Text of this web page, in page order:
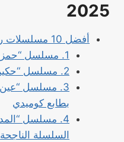
2025
أفضل 10 مسلسلات رمضانية عربية 2025
1. مسلسل “حمزة” – دراما تشويقية مشوقة
2. مسلسل “حكيم باشا” – دراما صعيدية مميزة
3. مسلسل
بطابع كوميدي
السلسلة الناجحة